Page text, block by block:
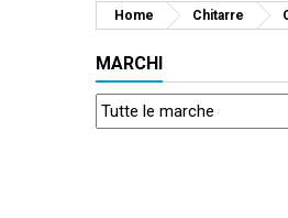
Home Chitarre
MARCHI